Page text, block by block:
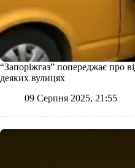
“Запоріжгаз” попереджає про
деяких вулицях
09 Серпня 2025, 21:55